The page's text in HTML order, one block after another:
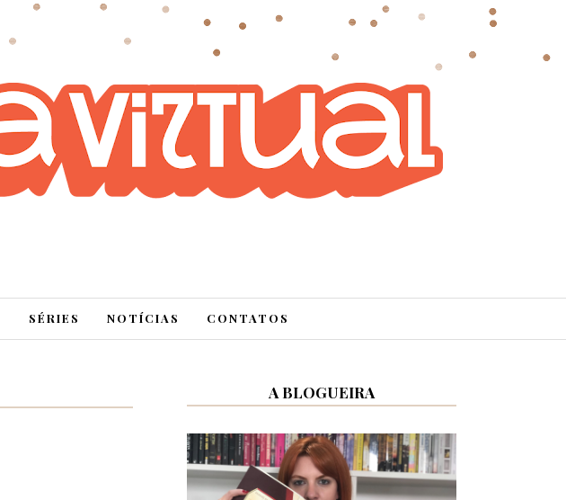
SÉRIES NOTÍCIAS CONTATOS
A BLOGUEIRA